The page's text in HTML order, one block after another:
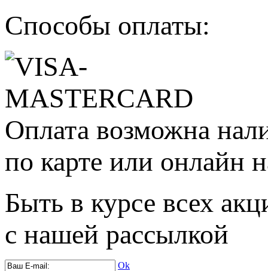
Способы оплаты:
Оплата возможна
по карте или онлайн
Быть в курсе всех
с нашей рассылкой
Ok